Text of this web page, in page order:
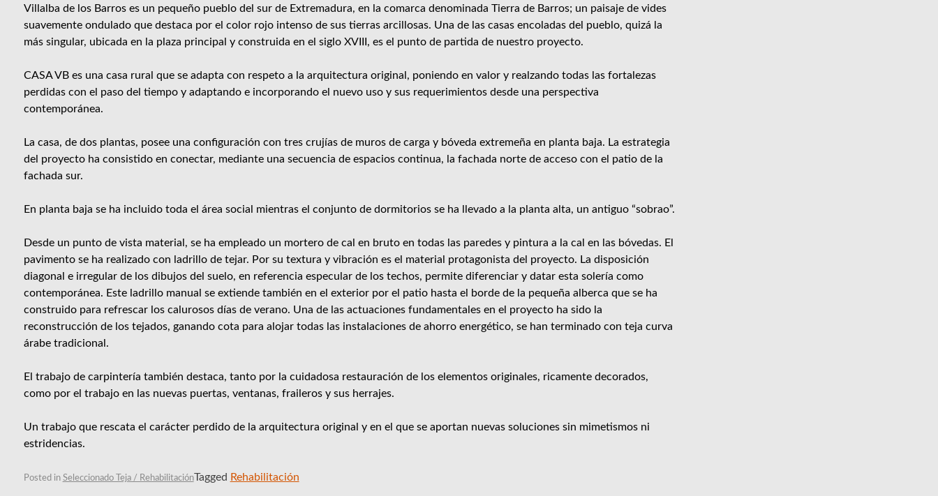
Villalba de los Barros es un pequeño pueblo del sur de Extremadura, en la comarca denominada Tierra de Barros; un paisaje de vides
suavemente ondulado que destaca por el color rojo intenso de sus tierras arcillosas. Una de las casas encoladas del pueblo, quizá la
más singular, ubicada en la plaza principal y construida en el siglo XVIII, es el punto de partida de nuestro proyecto.
CASA VB es una casa rural que se adapta con respeto a la arquitectura original, poniendo en valor y realzando todas las fortalezas
perdidas con el paso del tiempo y adaptando e incorporando el nuevo uso y sus requerimientos desde una perspectiva
contemporánea.
La casa, de dos plantas, posee una configuración con tres crujías de muros de carga y bóveda extremeña en planta baja. La estrategia
del proyecto ha consistido en conectar, mediante una secuencia de espacios continua, la fachada norte de acceso con el patio de la
fachada sur.
En planta baja se ha incluido toda el área social mientras el conjunto de dormitorios se ha llevado a la planta alta, un antiguo “sobrao”.
Desde un punto de vista material, se ha empleado un mortero de cal en bruto en todas las paredes y pintura a la cal en las bóvedas. El
pavimento se ha realizado con ladrillo de tejar. Por su textura y vibración es el material protagonista del proyecto. La disposición
diagonal e irregular de los dibujos del suelo, en referencia especular de los techos, permite diferenciar y datar esta solería como
contemporánea. Este ladrillo manual se extiende también en el exterior por el patio hasta el borde de la pequeña alberca que se ha
construido para refrescar los calurosos días de verano. Una de las actuaciones fundamentales en el proyecto ha sido la
reconstrucción de los tejados, ganando cota para alojar todas las instalaciones de ahorro energético, se han terminado con teja curva
árabe tradicional.
El trabajo de carpintería también destaca, tanto por la cuidadosa restauración de los elementos originales, ricamente decorados,
como por el trabajo en las nuevas puertas, ventanas, fraileros y sus herrajes.
Un trabajo que rescata el carácter perdido de la arquitectura original y en el que se aportan nuevas soluciones sin mimetismos ni
estridencias.
Posted in Seleccionado Teja / RehabilitaciónTagged Rehabilitación